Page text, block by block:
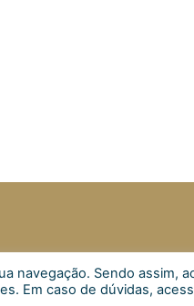
navegação. Sendo assim,
Em caso de dúvidas,